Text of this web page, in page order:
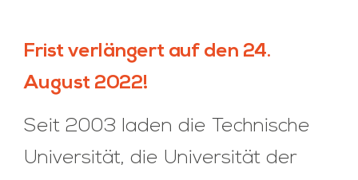
Frist verlängert auf den 24.
August 2022!
Seit 2003 laden die Technische
Universität, die Universität der